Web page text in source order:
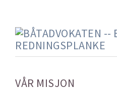
VÅR MISJON